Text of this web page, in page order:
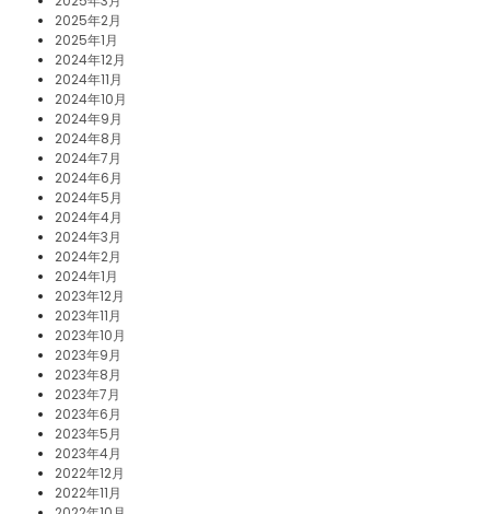
2025年2月
2025年1月
2024年12月
2024年11月
2024年10月
2024年9月
2024年8月
2024年7月
2024年6月
2024年5月
2024年4月
2024年3月
2024年2月
2024年1月
2023年12月
2023年11月
2023年10月
2023年9月
2023年8月
2023年7月
2023年6月
2023年5月
2023年4月
2022年12月
2022年11月